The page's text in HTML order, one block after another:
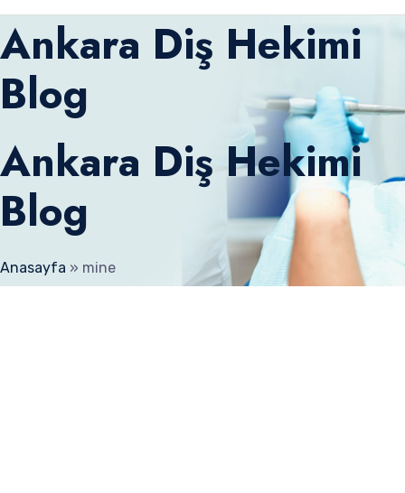
Ankara Diş Hekimi
Blog
Ankara Diş Hekimi
Blog
Anasayfa » mine